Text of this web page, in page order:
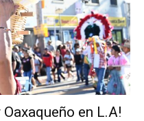
en L.A!